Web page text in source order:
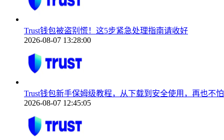
Trust钱包被盗别慌！这5步紧急处理指南请收好
2026-08-07 13:28:00
Trust钱包新手保姆级教程，从下载到安全使用，再也不
2026-08-07 12:45:05